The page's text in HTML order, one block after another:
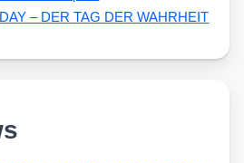
– DER TAG DER WAHRHEIT